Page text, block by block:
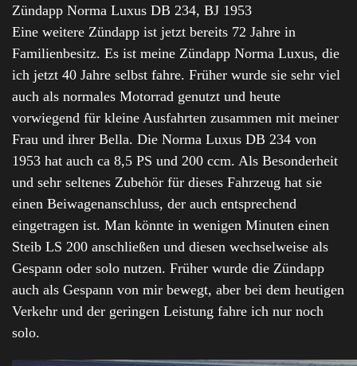
Zündapp Norma Luxus DB 234, BJ 1953
Eine weitere Zündapp ist jetzt bereits 72 Jahre in
Familienbesitz. Es ist meine Zündapp Norma Luxus, die
ich jetzt 40 Jahre selbst fahre. Früher wurde sie sehr viel
auch als normales Motorrad genutzt und heute
vorwiegend für kleine Ausfahrten zusammen mit meiner
Frau und ihrer Bella. Die Norma Luxus DB 234 von
1953 hat auch ca 8,5 PS und 200 ccm. Als Besonderheit
und sehr seltenes Zubehör für dieses Fahrzeug hat sie
einen Beiwagenanschluss, der auch entsprechend
eingetragen ist. Man könnte in wenigen Minuten einen
Steib LS 200 anschließen und diesen wechselweise als
Gespann oder solo nutzen. Früher wurde die Zündapp
auch als Gespann von mir bewegt, aber bei dem heutigen
Verkehr und der geringen Leistung fahre ich nur noch
solo.